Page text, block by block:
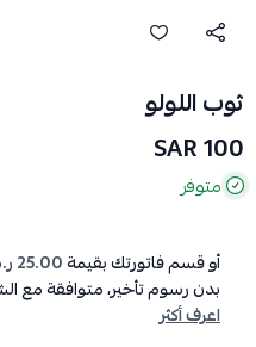
ثوب اللولو
100 SAR
متوفر
أو قسم فاتورتك بقيمة25.00 ر.س
بدون رسوم تأخير، متوافقة مع
اعرف أكثر